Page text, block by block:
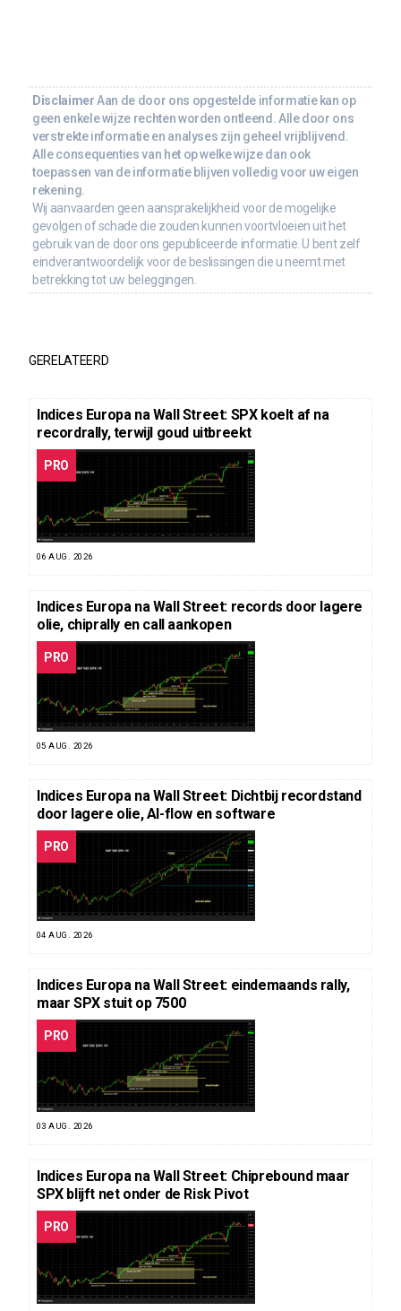
Disclaimer Aan de door ons opgestelde informatie kan op
geen enkele wijze rechten worden ontleend. Alle door ons
verstrekte informatie en analyses zijn geheel vrijblijvend.
Alle consequenties van het op welke wijze dan ook
toepassen van de informatie blijven volledig voor uw eigen
rekening.
Wij aanvaarden geen aansprakelijkheid voor de mogelijke
gevolgen of schade die zouden kunnen voortvloeien uit het
gebruik van de door ons gepubliceerde informatie. U bent zelf
eindverantwoordelijk voor de beslissingen die u neemt met
betrekking tot uw beleggingen.
GERELATEERD
Indices Europa na Wall Street: SPX koelt af na
recordrally, terwijl goud uitbreekt
PRO
06 AUG. 2026
Indices Europa na Wall Street: records door lagere
olie, chiprally en call aankopen
PRO
05 AUG. 2026
Indices Europa na Wall Street: Dichtbij recordstand
door lagere olie, AI-flow en software
PRO
04 AUG. 2026
Indices Europa na Wall Street: eindemaands rally,
maar SPX stuit op 7500
PRO
03 AUG. 2026
Indices Europa na Wall Street: Chiprebound maar
SPX blijft net onder de Risk Pivot
PRO